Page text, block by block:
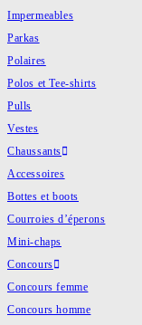
Impermeables
Parkas
Polaires
Polos et Tee-shirts
Pulls
Vestes
Chaussants
Accessoires
Bottes et boots
Courroies d’éperons
Mini-chaps
Concours
Concours femme
Concours homme